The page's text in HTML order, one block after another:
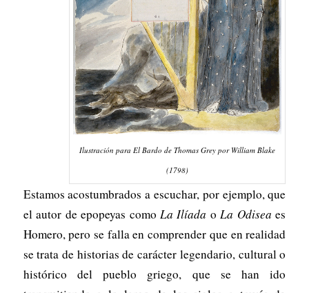
Ilustración para El Bardo de Thomas Grey por William Blake
(1798)
Estamos acostumbrados a escuchar, por ejemplo, que
el autor de epopeyas como La Ilíada oLa Odiseaes
Homero, pero se falla en comprender que en realidad
se trata de historias de carácter legendario, cultural o
histórico del pueblo griego, que se han ido